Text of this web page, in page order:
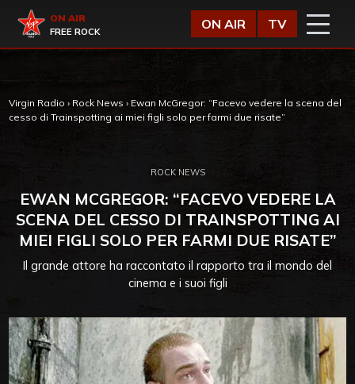
Virgin Radio
ON AIR
FREE ROCK
ON AIR TV
Virgin Radio › Rock News › Ewan McGregor: “Facevo vedere la scena del
cesso di Trainspotting ai miei figli solo per farmi due risate”
ROCK NEWS
EWAN MCGREGOR: “FACEVO VEDERE LA
SCENA DEL CESSO DI TRAINSPOTTING AI
MIEI FIGLI SOLO PER FARMI DUE RISATE”
Il grande attore ha raccontato il rapporto tra il mondo del
cinema e i suoi figli